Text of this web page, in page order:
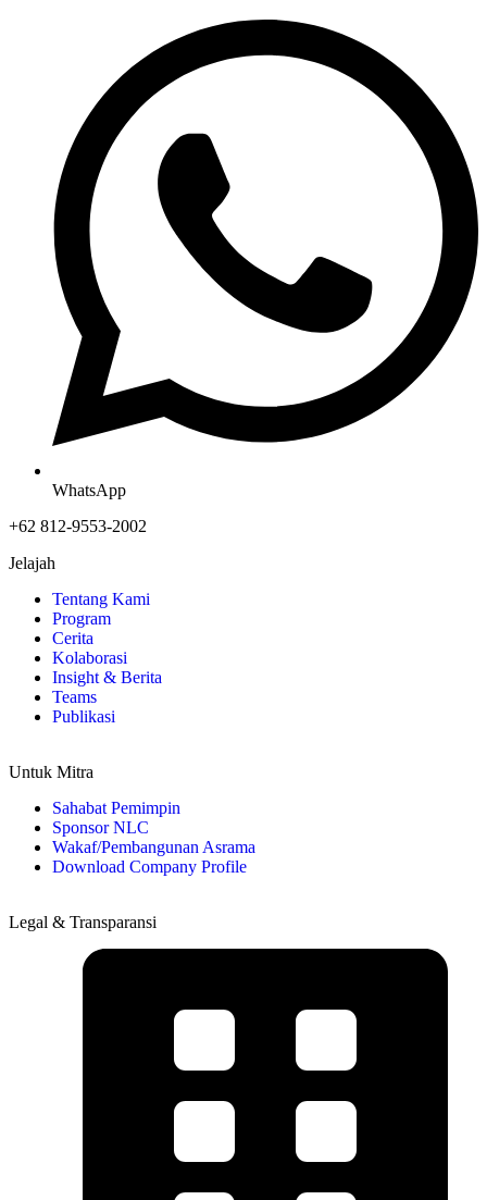
WhatsApp
+62 812-9553-2002
Jelajah
Tentang Kami
Program
Cerita
Kolaborasi
Insight & Berita
Teams
Publikasi
Untuk Mitra
Sahabat Pemimpin
Sponsor NLC
Wakaf/Pembangunan Asrama
Download Company Profile
Legal & Transparansi